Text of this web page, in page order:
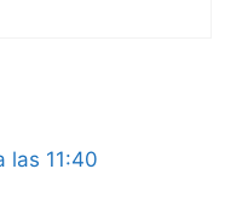
las 11:40